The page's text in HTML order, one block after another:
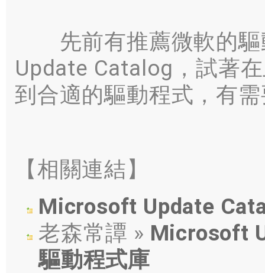
先前有推薦微軟的驅
Update Catalog，試著
到合適的驅動程式，有
【相關連結】
Microsoft Update
老森常譚 » Microsoft
驅動程式庫